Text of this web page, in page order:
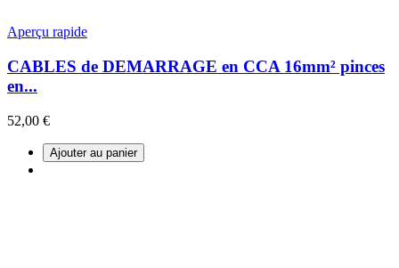
Aperçu rapide
CABLES de DEMARRAGE en CCA 16mm² pinces
en...
52,00 €
Ajouter au panier